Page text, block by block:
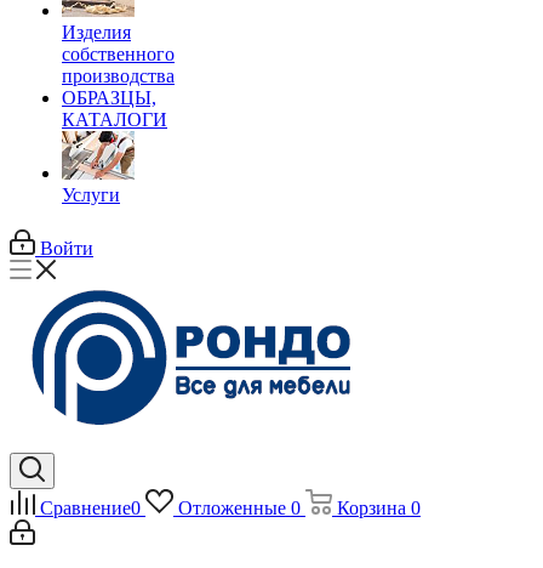
Изделия
собственного
производства
ОБРАЗЦЫ,
КАТАЛОГИ
Услуги
Войти
Сравнение0 Отложенные 0 Корзина 0